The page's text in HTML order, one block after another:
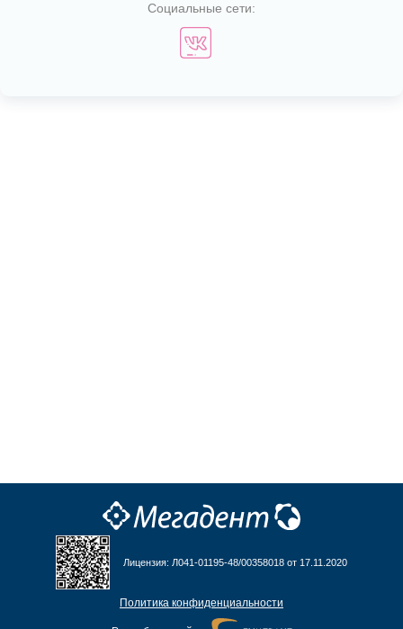
Социальные сети:
Лицензия: Л041-01195-48/00358018 от 17.11.2020
Политика конфиденциальности